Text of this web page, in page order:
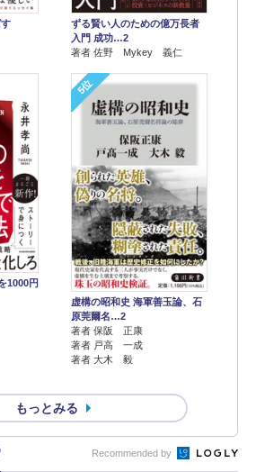
ずる賢い人のための億万長者
入門 成功…2
著者 佐野 Mykey 義仁
1000円
5位
虚構の昭和史 海軍善玉論、石
原莞爾名…2
著者 保阪 正康
著者 戸高 一成
著者 大木 毅
もっとみる
Recommended by